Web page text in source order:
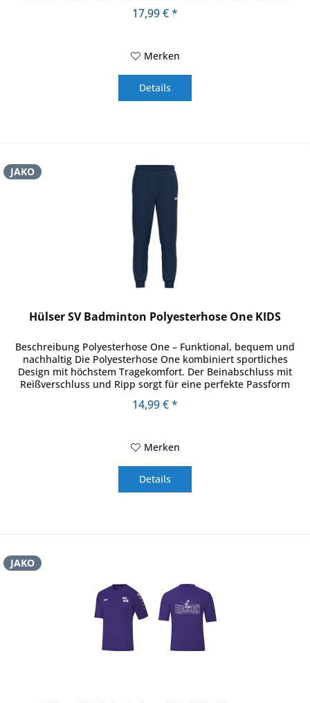
17,99 € *
Merken
Details
JAKO
Hülser SV Badminton Polyesterhose One KIDS
Beschreibung Polyesterhose One – Funktional, bequem und
nachhaltig Die Polyesterhose One kombiniert sportliches
Design mit höchstem Tragekomfort. Der Beinabschluss mit
Reißverschluss und Ripp sorgt für eine perfekte Passform
14,99 € *
Merken
Details
JAKO